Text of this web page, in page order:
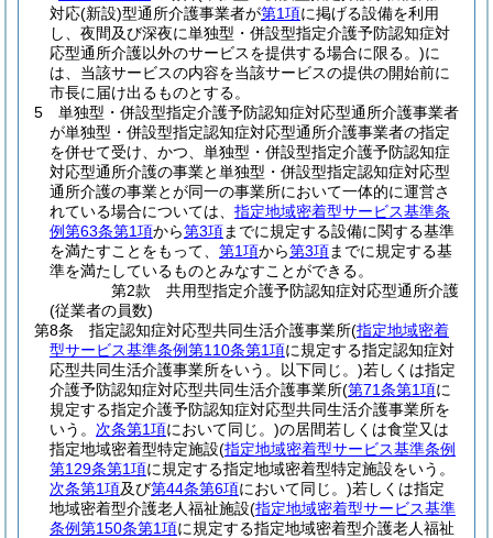
対応(新設)型通所介護事業者が第1項に掲げる設備を利用
し、夜間及び深夜に単独型・併設型指定介護予防認知症対
応型通所介護以外のサービスを提供する場合に限る。)に
は、当該サービスの内容を当該サービスの提供の開始前に
市長に届け出るものとする。
5
単独型・併設型指定介護予防認知症対応型通所介護事業者
が単独型・併設型指定認知症対応型通所介護事業者の指定
を併せて受け、かつ、単独型・併設型指定介護予防認知症
対応型通所介護の事業と単独型・併設型指定認知症対応型
通所介護の事業とが同一の事業所において一体的に運営さ
れている場合については、 指定地域密着型サービス基準条
例第63条第1項から第3項までに規定する設備に関する基準
を満たすことをもって、 第1項から第3項までに規定する基
準を満たしているものとみなすことができる。
第2款
共用型指定介護予防認知症対応型通所介護
(従業者の員数)
第8条
指定認知症対応型共同生活介護事業所(指定地域密着
型サービス基準条例第110条第1項に規定する指定認知症対
応型共同生活介護事業所をいう。以下同じ。)若しくは指定
介護予防認知症対応型共同生活介護事業所(第71条第1項に
規定する指定介護予防認知症対応型共同生活介護事業所を
いう。 次条第1項において同じ。)の居間若しくは食堂又は
指定地域密着型特定施設(指定地域密着型サービス基準条例
第129条第1項に規定する指定地域密着型特定施設をいう。
次条第1項及び第44条第6項において同じ。)若しくは指定
地域密着型介護老人福祉施設(指定地域密着型サービス基準
条例第150条第1項に規定する指定地域密着型介護老人福祉